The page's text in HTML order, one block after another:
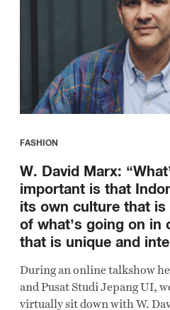
FASHION
W. David Marx:
important is that
its own culture that is
of what’s going on in
that is unique and
During an online talkshow
and Pusat Studi Jepang UI,
virtually sit down with W.